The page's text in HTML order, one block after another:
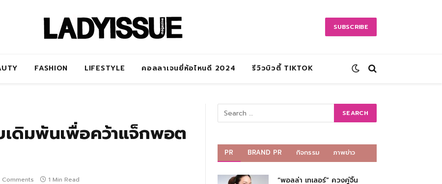
SUBSCRIBE
FASHION LIFESTYLE คอลลาเจนยี่ห้อไหนดี 2024 รีวิวบิวตี้ TIKTOK
เดิมพันเพื่อคว้าแจ็กพอต
Comments 1 Min Read
PR BRAND PR กิจกรรม ภาพข่าว
“พอลล่า เทเลอร์” ควงคู่จิ้น